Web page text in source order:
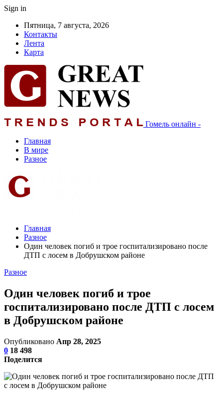
Sign in
Пятница, 7 августа, 2026
Контакты
Лента
Карта
Гомель онлайн -
Главная
В мире
Разное
Главная
Разное
Один человек погиб и трое госпитализировано после
ДТП с лосем в Добрушском районе
Разное
Один человек погиб и трое
госпитализировано после ДТП с лосем
в Добрушском районе
Опубликовано Апр 28, 2025
0 18 498
Поделится